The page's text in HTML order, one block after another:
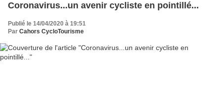
Coronavirus...un avenir cycliste en pointillé...
Publié le 14/04/2020 à 19:51
Par Cahors CycloTourisme